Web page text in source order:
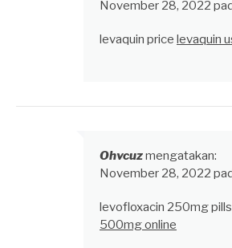
November 28, 2022
levaquin price levaquin
Ohvcuzmengatakan:
November 28, 2022
levofloxacin 250mg pills
500mg online